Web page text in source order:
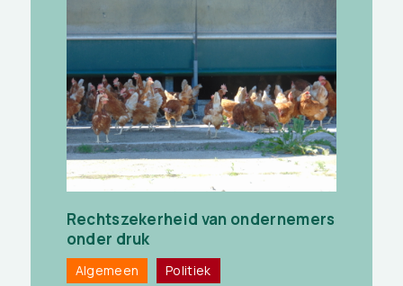
Rechtszekerheid van ondernemers
onder druk
Algemeen Politiek